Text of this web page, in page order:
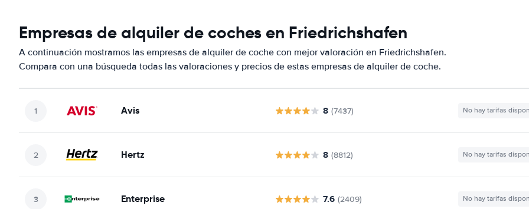
Empresas de alquiler de coches en Friedrichshafen
A continuación mostramos las empresas de alquiler de coche con mejor valoración en Friedrichshafen.
Compara con una búsqueda todas las valoraciones y precios de estas empresas de alquiler de coche.
Avis 8 (7437) No hay tarifas
Hertz 8 (8812) No hay tarifas
Enterprise 7.6 (2409) No hay tarifas